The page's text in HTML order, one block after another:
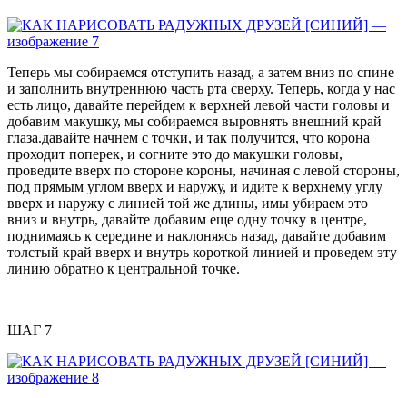
Теперь мы собираемся отступить назад, а затем вниз по спине
и заполнить внутреннюю часть рта сверху. Теперь, когда у нас
есть лицо, давайте перейдем к верхней левой части головы и
добавим макушку, мы собираемся выровнять внешний край
глаза.давайте начнем с точки, и так получится, что корона
проходит поперек, и согните это до макушки головы,
проведите вверх по стороне короны, начиная с левой стороны,
под прямым углом вверх и наружу, и идите к верхнему углу
вверх и наружу с линией той же длины, имы убираем это
вниз и внутрь, давайте добавим еще одну точку в центре,
поднимаясь к середине и наклоняясь назад, давайте добавим
толстый край вверх и внутрь короткой линией и проведем эту
линию обратно к центральной точке.
ШАГ 7